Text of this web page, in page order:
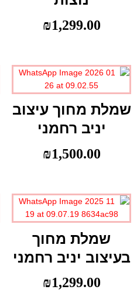
₪1,299.00
שמלת מחוך עיצוב
יניב רחמני
₪1,500.00
שמלת מחוך
בעיצוב יניב רחמני
₪1,299.00